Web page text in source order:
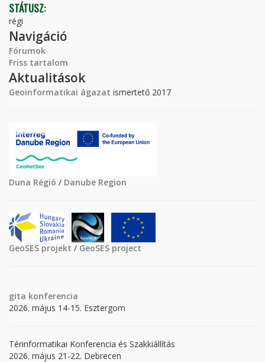
STÁTUSZ:
régi
Navigáció
Fórumok
Friss tartalom
Aktualitások
Geoinformatikai ágazat ismertető 2017
Duna Régió / Danube Region
GeoSES projekt / GeoSES project
gita konferencia
2026. május 14-15. Esztergom
Térinformatikai Konferencia és Szakkiállítás
2026. május 21-22. Debrecen